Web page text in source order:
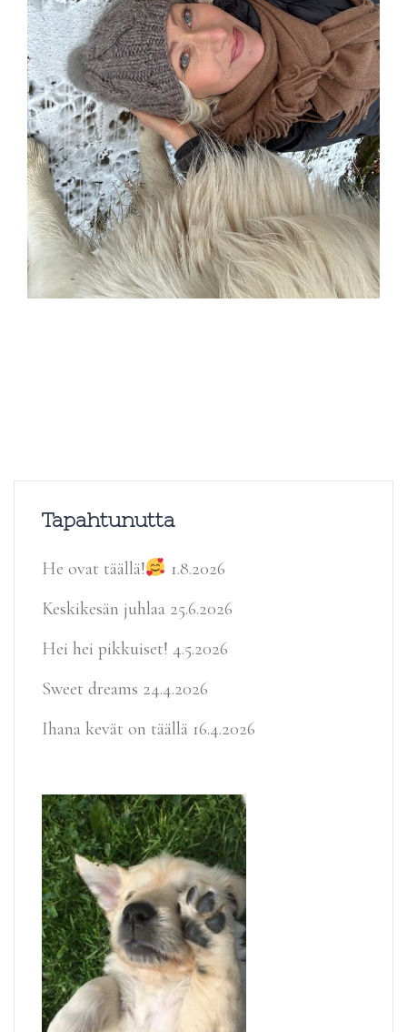
Tapahtunutta
He ovat täällä!
1.8.2026
Keskikesän juhlaa 25.6.2026
Hei hei pikkuiset! 4.5.2026
Sweet dreams 24.4.2026
Ihana kevät on täällä 16.4.2026